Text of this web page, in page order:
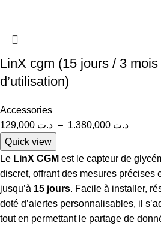
LinX cgm (15 jours / 3
d’utilisation)
Accessories
د.ت – د.ت
Quick view
Le LinX CGM est le capteur de
discret, offrant des mesures précises
jusqu’à 15 jours. Facile à installer,
doté d’alertes personnalisables, il
tout en permettant le partage de